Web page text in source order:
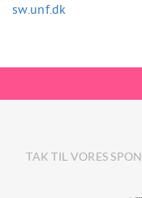
sw.unf.dk
TAK TIL VORES